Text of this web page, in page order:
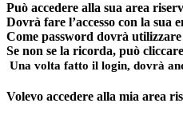
Può accedere alla sua area
Dovrà fare l’accesso con la sua
Come password dovrà
Se non se la ricorda, può
Una volta fatto il login, dovrà
Volevo accedere alla mia area